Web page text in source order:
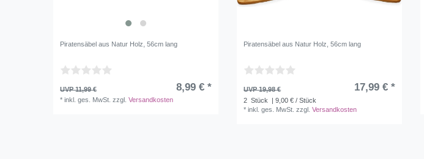
Piratensäbel aus Natur Holz, 56cm lang
UVP 11,99 € 8,99 € *
*inkl. ges. MwSt. zzgl.Versandkosten
Piratensäbel aus Natur Holz, 56cm lang
UVP 19,98 € 17,99 € *
2 Stück
| 9,00 € / Stück
*inkl. ges. MwSt. zzgl.Versandkosten